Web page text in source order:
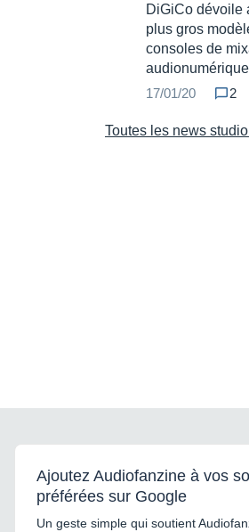
DiGiCo dévoile
plus gros
consoles de
17/01/20
2
Toutes les news
Ajoutez Audiofanzine à vos
préférées sur Google
Un geste simple qui soutient